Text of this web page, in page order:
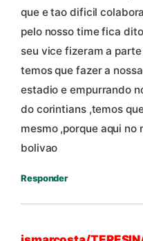
que e tao dificil
pelo nosso time fica
seu vice fizeram a
temos que fazer a
estadio e empurrando
do corintians ,temos
mesmo ,porque aqui no
bolivao
Responder